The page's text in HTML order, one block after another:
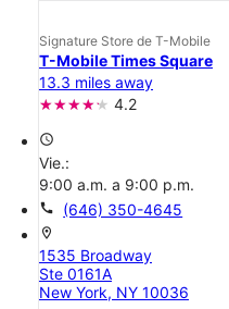
Signature Store de T-Mobile
T-Mobile Times Square
13.3 miles away
4.2
access_time
Vie.:
9:00 a.m. a 9:00 p.m.
call (646) 350-4645
location_on
1535 Broadway
Ste 0161A
New York, NY 10036